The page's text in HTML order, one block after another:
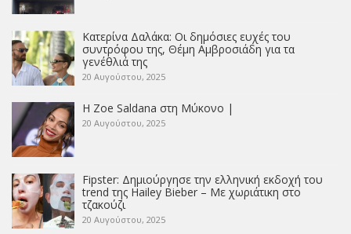
Κατερίνα Δαλάκα: Οι δημόσιες ευχές του
συντρόφου της, Θέμη Αμβροσιάδη για τα
γενέθλιά της
20 Αυγούστου, 2025
Η Zoe Saldana στη Μύκονο |
20 Αυγούστου, 2025
Fipster: Δημιούργησε την ελληνική εκδοχή του
trend της Hailey Bieber – Με χωριάτικη στο
τζακούζι
20 Αυγούστου, 2025